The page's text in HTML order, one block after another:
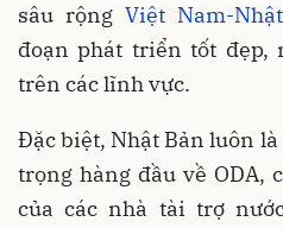
sâu rộng Việt Nam-
đoạn phát triển tốt đẹp,
trên các lĩnh vực.
Đặc biệt, Nhật Bản luôn
trọng hàng đầu về ODA,
của các nhà tài trợ